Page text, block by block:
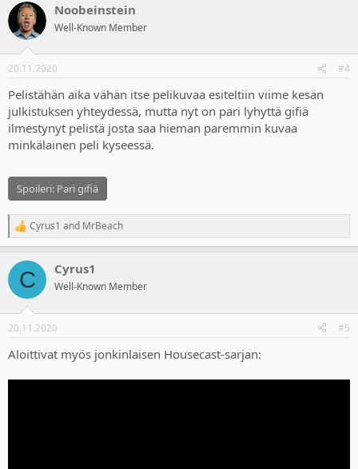
c
i
s
Noobeinstein
Well-Known Member
20.11.2020 #4
Pelistähän aika vähän itse pelikuvaa esiteltiin viime kesän
julkistuksen yhteydessä, mutta nyt on pari lyhyttä gifiä
ilmestynyt pelistä josta saa hieman paremmin kuvaa
minkälainen peli kyseessä.
Spoileri: Pari gifiä
R
e
c
i
s
Cyrus1 and MrBeach
C Cyrus1
Well-Known Member
20.11.2020 #5
Aloittivat myös jonkinlaisen Housecast-sarjan: